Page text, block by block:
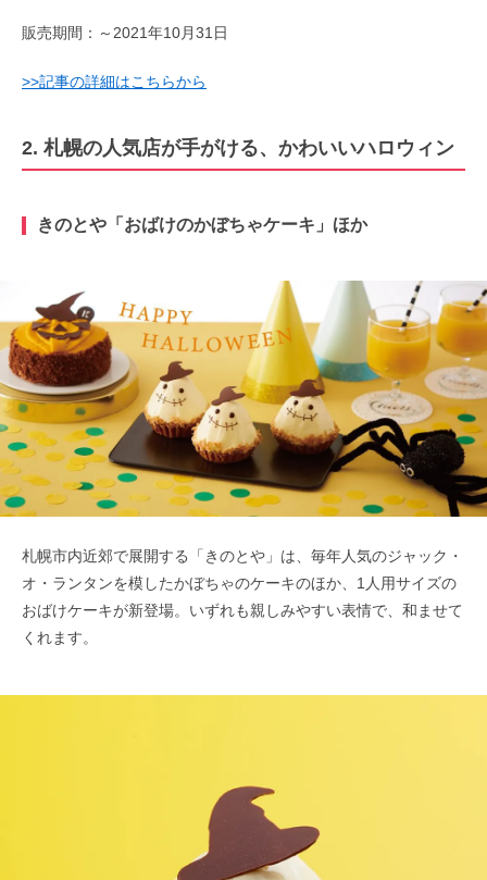
販売期間：～2021年10月31日
>>記事の詳細はこちらから
2. 札幌の人気店が手がける、かわいいハロウィン
きのとや「おばけのかぼちゃケーキ」ほか
札幌市内近郊で展開する「きのとや」は、毎年人気のジャック・
オ・ランタンを模したかぼちゃのケーキのほか、1人用サイズの
おばけケーキが新登場。いずれも親しみやすい表情で、和ませて
くれます。